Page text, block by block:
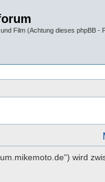
Film (Achtung dieses phpBB
wird